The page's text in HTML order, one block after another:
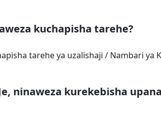
kuchapisha tarehe?
tarehe ya uzalishaji / Nambari ya
ninaweza kurekebisha